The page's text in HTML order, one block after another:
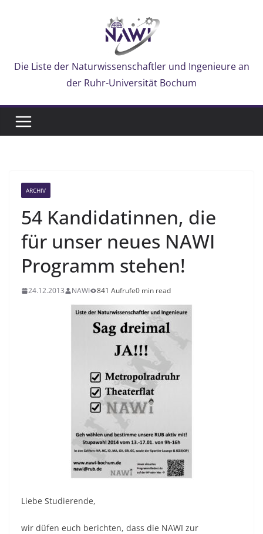
Die Liste der Naturwissenschaftler und Ingenieure an
der Ruhr-Universität Bochum
ARCHIV
54 Kandidatinnen, die
für unser neues NAWI
Programm stehen!
24.12.2013 NAWI 841 Aufrufe0 min read
Liebe Studierende,
wir düfen euch berichten, dass die NAWI zur